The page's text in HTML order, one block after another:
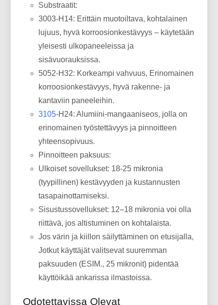
Substraatit:
3003-H14: Erittäin muotoiltava, kohtalainen
lujuus, hyvä korroosionkestävyys – käytetään
yleisesti ulkopaneeleissa ja
sisävuorauksissa.
5052-H32: Korkeampi vahvuus, Erinomainen
korroosionkestävyys, hyvä rakenne- ja
kantaviin paneeleihin.
3105-H24: Alumiini-mangaaniseos, jolla on
erinomainen työstettävyys ja pinnoitteen
yhteensopivuus.
Pinnoitteen paksuus:
Ulkoiset sovellukset: 18-25 mikronia
(tyypillinen) kestävyyden ja kustannusten
tasapainottamiseksi.
Sisustussovellukset: 12–18 mikronia voi olla
riittävä, jos altistuminen on kohtalaista.
Jos värin ja kiillon säilyttäminen on etusijalla,
Jotkut käyttäjät valitsevat suuremman
paksuuden (ESIM., 25 mikronit) pidentää
käyttöikää ankarissa ilmastoissa.
Odotettavissa Olevat